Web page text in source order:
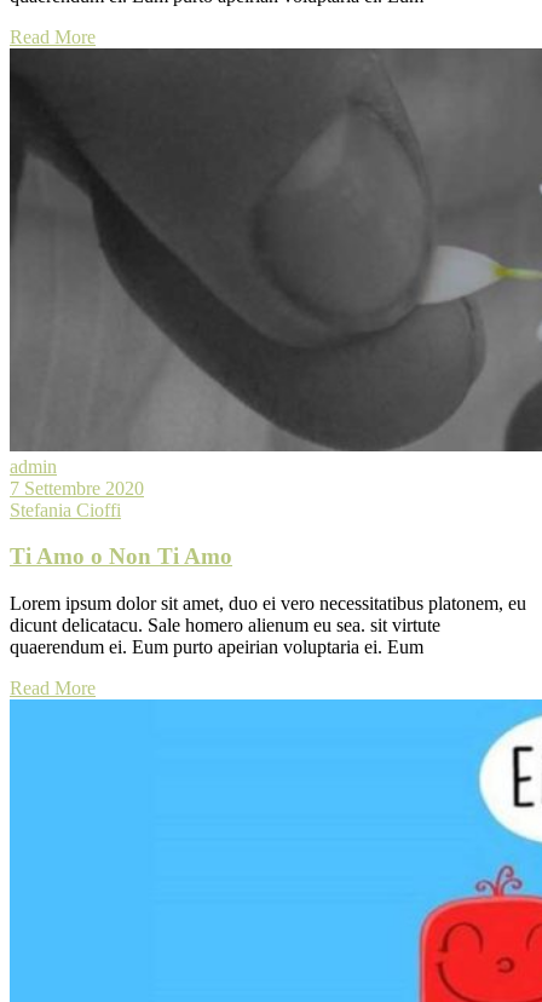
Read More
admin
7 Settembre 2020
Stefania Cioffi
Ti Amo o Non Ti Amo
Lorem ipsum dolor sit amet, duo ei vero necessitatibus platonem, eu
dicunt delicatacu. Sale homero alienum eu sea. sit virtute
quaerendum ei. Eum purto apeirian voluptaria ei. Eum
Read More